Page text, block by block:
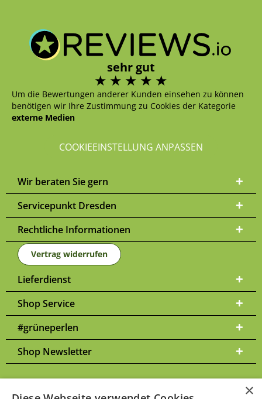
sehr gut
Um die Bewertungen anderer Kunden einsehen zu können
benötigen wir Ihre Zustimmung zu Cookies der Kategorie
externe Medien
COOKIEEINSTELLUNG ANPASSEN
Wir beraten Sie gern
Servicepunkt Dresden
Rechtliche Informationen
Vertrag widerrufen
Lieferdienst
Shop Service
#grüneperlen
Shop Newsletter
×